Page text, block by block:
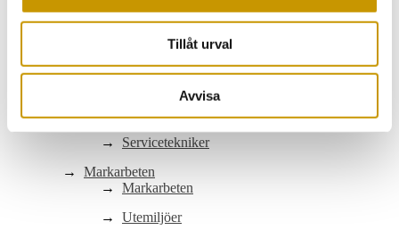
Tillåt urval
Avvisa
Fastighetsservice
Fastighetsservice
Underhåll/städning
Utemiljöer/trivsel
Servicetekniker
Markarbeten
Markarbeten
Utemiljöer